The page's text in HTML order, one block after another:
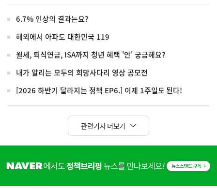
6.7% 인상의 결과는요?
해외에서 아파도 대한민국 119
월세, 퇴직연금, ISA까지 청년 혜택 '안' 궁금해요?
내가 알리는 모두의 희망사다리 영상 공모전
[2026 하반기 달라지는 정책 EP6.] 이제 1주일도 된다!
관련기사 더보기
단
배